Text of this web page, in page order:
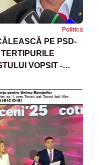
Politica
PE PSD-
VOPSIT -